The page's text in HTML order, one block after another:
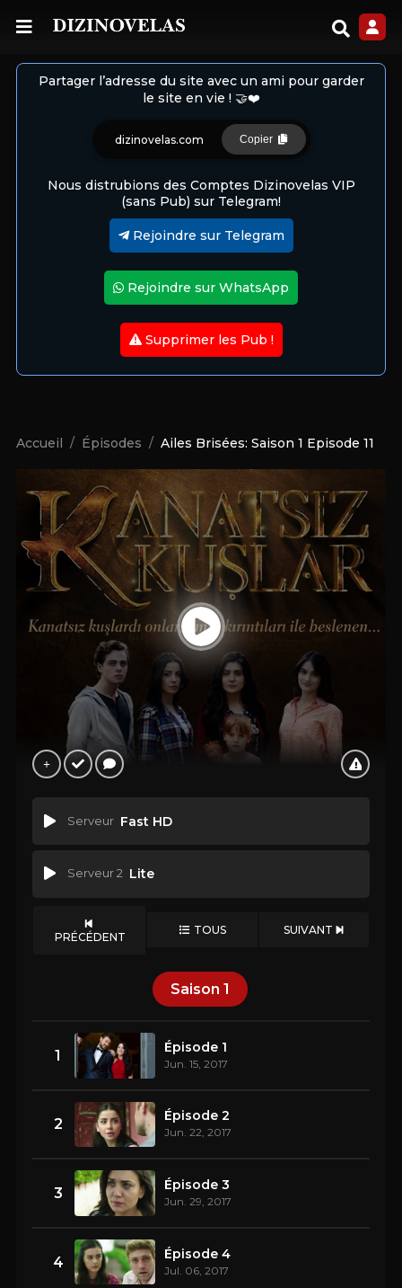
Partager l’adresse du site avec un ami pour garder
le site en vie ! 🤝❤️
dizinovelas.com Copier
Nous distrubions des Comptes Dizinovelas VIP
(sans Pub) sur Telegram!
Rejoindre sur Telegram
Rejoindre sur WhatsApp
Supprimer les Pub !
Accueil Épisodes Ailes Brisées: Saison 1 Episode 11
Serveur Fast HD
Serveur 2 Lite
PRÉCÉDENT TOUS SUIVANT
Saison 1
1 Épisode 1
Jun. 15, 2017
2 Épisode 2
Jun. 22, 2017
3 Épisode 3
Jun. 29, 2017
4 Épisode 4
Jul. 06, 2017